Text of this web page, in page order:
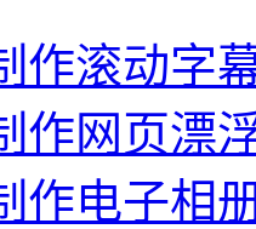
作滚动字
作网页漂
作电子相